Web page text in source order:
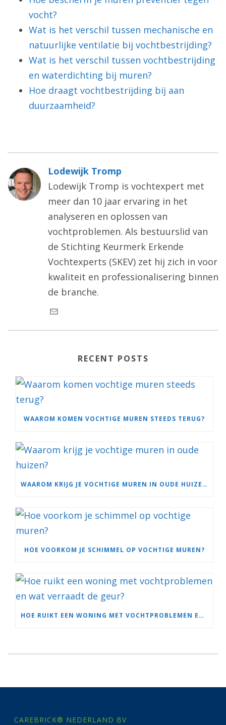
vocht?
Wat is het verschil tussen mechanische en
natuurlijke ventilatie bij vochtbestrijding?
Wat is het verschil tussen vochtbestrijding
en waterdichting bij muren?
Hoe draagt vochtbestrijding bij aan
duurzaamheid?
Lodewijk Tromp
Lodewijk Tromp is vochtexpert met
meer dan 10 jaar ervaring in het
analyseren en oplossen van
vochtproblemen. Als bestuurslid van
de Stichting Keurmerk Erkende
Vochtexperts (SKEV) zet hij zich in voor
kwaliteit en professionalisering binnen
de branche.
RECENT POSTS
WAAROM KOMEN VOCHTIGE MUREN STEEDS TERUG?
WAAROM KRIJG JE VOCHTIGE MUREN IN OUDE HUIZEN?
HOE VOORKOM JE SCHIMMEL OP VOCHTIGE MUREN?
HOE RUIKT EEN WONING MET VOCHTPROBLEMEN EN WAT VERRAADT DE GEUR?
CAREBRICK® NEDERLAND BV